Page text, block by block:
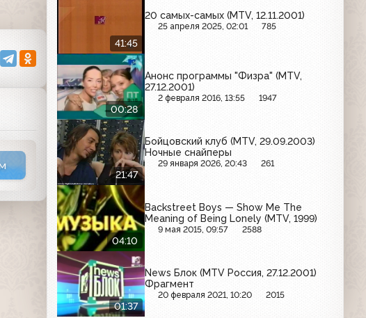
41:45
20 самых-самых (MTV, 12.11.2001)
25 апреля 2025, 02:01 785
00:28
Анонс программы "Физра" (MTV,
27.12.2001)
2 февраля 2016, 13:55 1947
21:47
Бойцовский клуб (MTV, 29.09.2003)
Ночные снайперы
29 января 2026, 20:43 261
04:10
Backstreet Boys — Show Me The
Meaning of Being Lonely (MTV, 1999)
9 мая 2015, 09:57 2588
01:37
News Блок (MTV Россия, 27.12.2001)
Фрагмент
20 февраля 2021, 10:20 2015